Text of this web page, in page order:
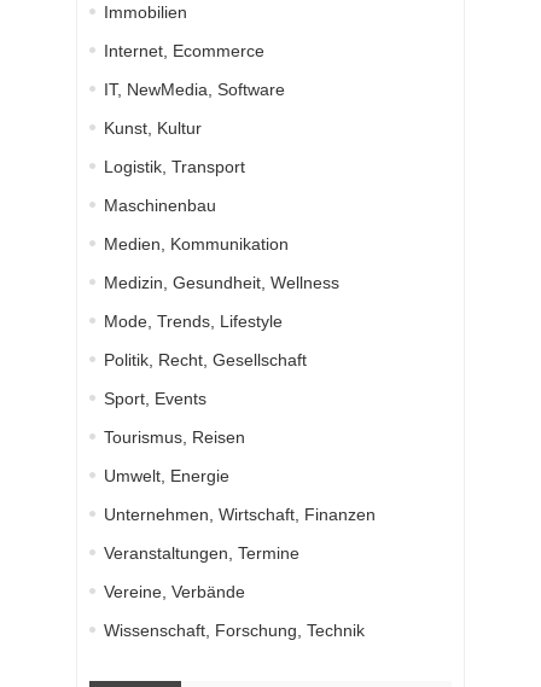
Immobilien
Internet, Ecommerce
IT, NewMedia, Software
Kunst, Kultur
Logistik, Transport
Maschinenbau
Medien, Kommunikation
Medizin, Gesundheit, Wellness
Mode, Trends, Lifestyle
Politik, Recht, Gesellschaft
Sport, Events
Tourismus, Reisen
Umwelt, Energie
Unternehmen, Wirtschaft, Finanzen
Veranstaltungen, Termine
Vereine, Verbände
Wissenschaft, Forschung, Technik